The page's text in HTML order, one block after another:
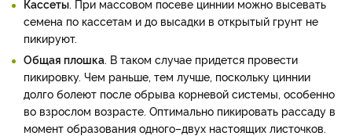
Кассеты. При массовом посеве циннии можно высевать
семена по кассетам и до высадки в открытый грунт не
пикируют.
Общая плошка. В таком случае придется провести
пикировку. Чем раньше, тем лучше, поскольку циннии
долго болеют после обрыва корневой системы, особенно
во взрослом возрасте. Оптимально пикировать рассаду в
момент образования одного–двух настоящих листочков.